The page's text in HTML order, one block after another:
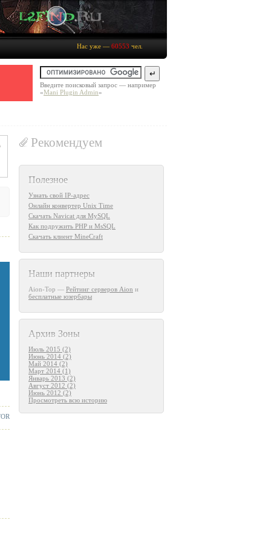
Нас уже — 60553 чел.
Введите поисковый запрос — например
«Mani Plugin Admin»
Рекомендуем
Полезное
Узнать свой IP-адрес
Онлайн конвертер Unix Time
Скачать Navicat для MySQL
Как подружить PHP и MsSQL
Скачать клиент MineCraft
Наши партнеры
Aion-Top — Рейтинг серверов Aion и
бесплатные юзербары
Архив Зоны
Июль 2015 (2)
Июнь 2014 (2)
Май 2014 (2)
Март 2014 (1)
Январь 2013 (2)
Август 2012 (2)
Июнь 2012 (2)
Просмотреть всю историю